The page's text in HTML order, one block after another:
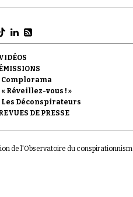
Complorama
« Réveillez-vous ! »
Les Déconspirateurs
DE PRESSE
de l'Observatoire du